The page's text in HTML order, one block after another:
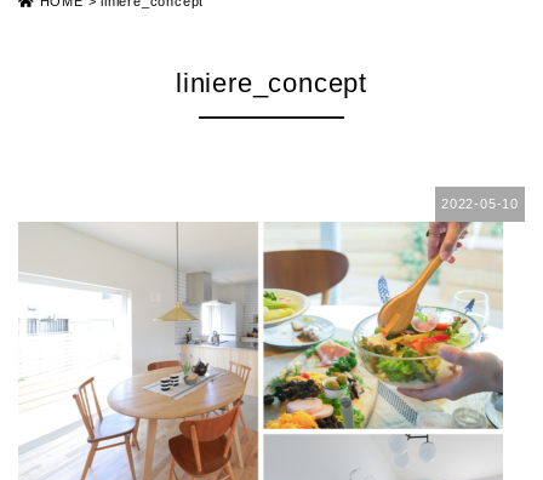
liniere_concept
2022-05-10